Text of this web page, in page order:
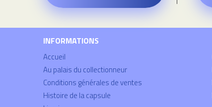
INFORMATIONS
Accueil
Au palais du collectionneur
Conditions générales de ventes
Histoire de la capsule